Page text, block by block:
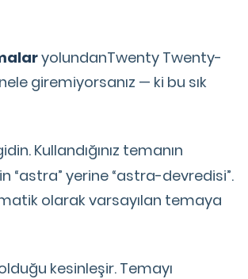
yolundanTwenty Twenty-
giremiyorsanız — ki bu sık
Kullandığınız temanın
“astra” yerine “astra-devredisi”.
olarak varsayılan temaya
kesinleşir. Temayı